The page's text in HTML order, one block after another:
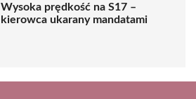
Wysoka prędkość na S17 –
kierowca ukarany mandatami